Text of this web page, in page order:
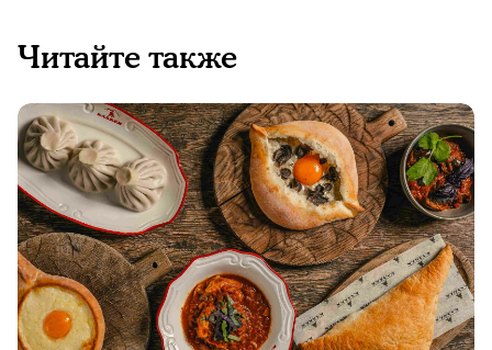
Читайте также